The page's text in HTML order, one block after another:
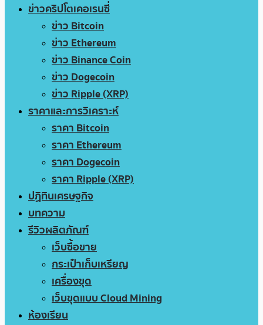
ข่าวคริปโตเคอเรนซี่
ข่าว Bitcoin
ข่าว Ethereum
ข่าว Binance Coin
ข่าว Dogecoin
ข่าว Ripple (XRP)
ราคาและการวิเคราะห์
ราคา Bitcoin
ราคา Ethereum
ราคา Dogecoin
ราคา Ripple (XRP)
ปฏิทินเศรษฐกิจ
บทความ
รีวิวผลิตภัณฑ์
เว็บซื้อขาย
กระเป๋าเก็บเหรียญ
เครื่องขุด
เว็บขุดแบบ Cloud Mining
ห้องเรียน